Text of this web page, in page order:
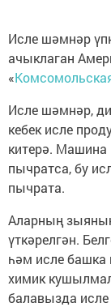
Исле шәмнәр
ачыклаган
«
Исле шәмнәр,
кебек исле
китерә. Машина
пычратса, бу
пычрата.
Аларның
үткәрелгән.
һәм исле башка
химик
балавызда